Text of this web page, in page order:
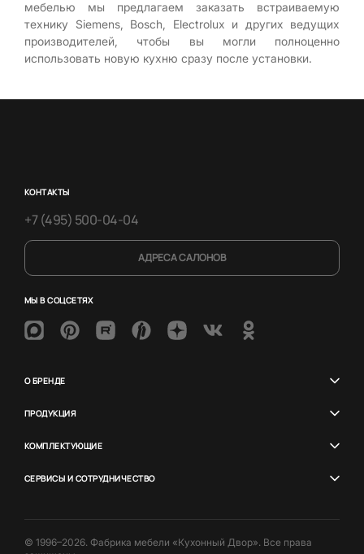
мебелью мы предлагаем заказать встраиваемую
технику Siemens, Bosch, Electrolux и других ведущих
производителей, чтобы вы могли полноценно
использовать новую кухню сразу после установки.
КОНТАКТЫ
+7 (495) 500-04-04
АДРЕСА САЛОНОВ
МЫ В СОЦСЕТЯХ
О БРЕНДЕ
ПРОДУКЦИЯ
КОМПЛЕКТУЮЩИЕ
СЕРВИСЫ И СОТРУДНИЧЕСТВО
© 1996–2026. Фабрика мебели «Кухонный Двор». Все права